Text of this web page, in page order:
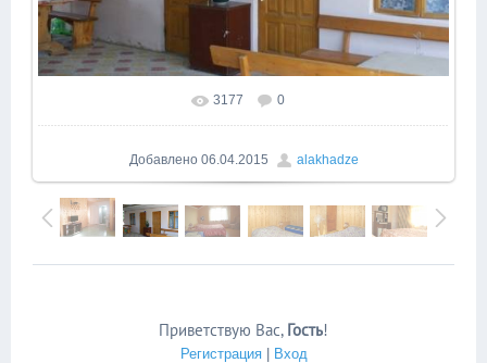
В реальном размере 724x422
3177 0
Добавлено 06.04.2015 alakhadze
Приветствую Вас, Гость!
Регистрация| Вход